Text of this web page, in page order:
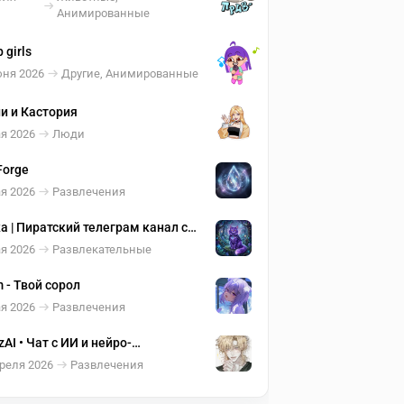
Анимированные
girls
2026 Другие, Анимированные
и Кастория
2026 Люди
2026 Развлечения
| Пиратский телеграм канал с
котиком на аватарке |
2026 Развлекательные
- Твой сорол
2026 Развлечения
• Чат с ИИ и нейро-
на русском 🎭
2026 Развлечения